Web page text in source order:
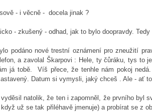
- i věcně - docela jinak ?
- zkušený - odhad, jak to bylo doopravdy.
podáno nové trestní oznámení pro zneužití
a zavolal Škarpovi : Hele, ty čůráku, tys to
já tobě. Víš přece, že tenhle nám pokoj
Datum si vymysli, jaký chceš . Ale - ať
natolik, že ten i zapomněl, že prvního byl
už se tak přiléhavě jmenuje) a probírat se z